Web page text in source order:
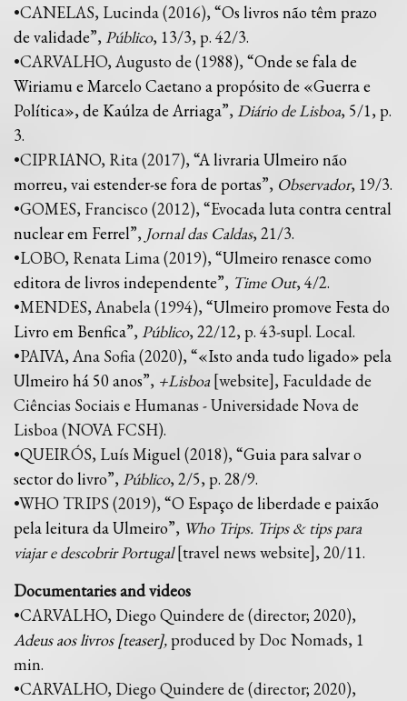
•CANELAS, Lucinda (2016), “Os livros não têm prazo
de validade”, Público, 13/3, p. 42/3.
•CARVALHO, Augusto de (1988), “Onde se fala de
Wiriamu e Marcelo Caetano a propósito de «Guerra e
Política», de Kaúlza de Arriaga”, Diário de Lisboa, 5/1, p.
3.
•CIPRIANO, Rita (2017), “A livraria Ulmeiro não
morreu, vai estender-se fora de portas”, Observador, 19/3.
•GOMES, Francisco (2012), “Evocada luta contra central
nuclear em Ferrel”, Jornal das Caldas, 21/3.
•LOBO, Renata Lima (2019), “Ulmeiro renasce como
editora de livros independente”, Time Out, 4/2.
•MENDES, Anabela (1994), “Ulmeiro promove Festa do
Livro em Benfica”, Público, 22/12, p. 43-supl. Local.
•PAIVA, Ana Sofia (2020), “«Isto anda tudo ligado» pela
Ulmeiro há 50 anos”, +Lisboa[website], Faculdade de
Ciências Sociais e Humanas - Universidade Nova de
Lisboa (NOVA FCSH).
•QUEIRÓS, Luís Miguel (2018), “Guia para salvar o
sector do livro”, Público, 2/5, p. 28/9.
•WHO TRIPS (2019), “O Espaço de liberdade e paixão
pela leitura da Ulmeiro”, Who Trips. Trips & tips para
viajar e descobrir Portugal[travel news website], 20/11.
Documentaries and videos
•CARVALHO, Diego Quindere de (director; 2020),
Adeus aos livros [teaser],produced by Doc Nomads, 1
min.
•CARVALHO, Diego Quindere de (director; 2020),